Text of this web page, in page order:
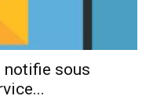
notifie sous